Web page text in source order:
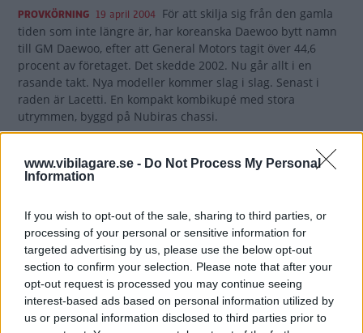
www.vibilagare.se - Do Not Process My Personal
Information
If you wish to opt-out of the sale, sharing to third parties, or
processing of your personal or sensitive information for
targeted advertising by us, please use the below opt-out
section to confirm your selection. Please note that after your
opt-out request is processed you may continue seeing
interest-based ads based on personal information utilized by
us or personal information disclosed to third parties prior to
PROVKÖRNING 19 april 2004 För att skilja sig från den gamla
tiden som inte längre är, har koreanska Daewoo bytt namn
till GM Daewoo, efter att General Motors tagit över 44,6
procent av företaget. Det skedde 2002. Nu går allt i en
rasande takt. Nya modeller kommer slag i slag. Senast i
raden är Lacetti. En kompakt kombikupé med stora
utrymmen, byggd på Nubiras chassi.
LJUS 15 oktober 2003
0 kommentarer Gasa (91) Bromsa (79)
Biltest: Mazda2, Daewoo Kalos